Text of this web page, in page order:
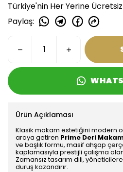
Türkiye'nin Her Yerine
Paylaş:
Ürün Açıklaması
Klasik makam estetiğini modern
araya getiren Prime Deri
ve başlık formu, masif ahşap
kaplamasıyla prestijli çalışma
Zamansız tasarım dili,
duruş kazandırır.